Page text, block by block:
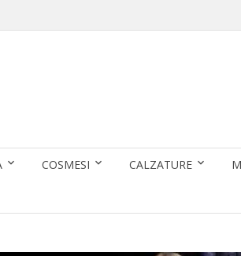
COSMESI CALZATURE